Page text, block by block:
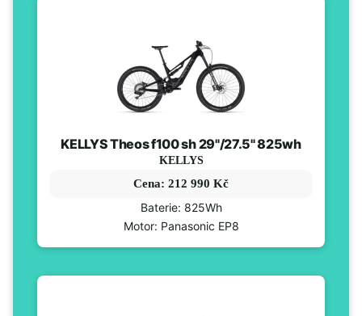
KELLYS Theos f100 sh 29"/27.5" 825wh
KELLYS
Cena: 212 990 Kč
Baterie: 825Wh
Motor: Panasonic EP8